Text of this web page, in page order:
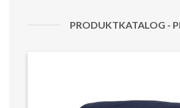
PRODUKTKATALOG -